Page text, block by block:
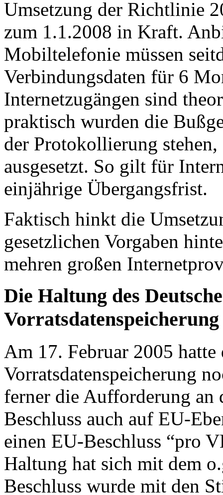
Umsetzung der Richtlinie
zum 1.1.2008 in Kraft.
Mobiltelefonie müssen
Verbindungsdaten für 6
Internetzugängen sind
praktisch wurden die
der Protokollierung
ausgesetzt. So gilt für
einjährige Übergangsfrist.
Faktisch hinkt die
gesetzlichen Vorgaben
mehren großen
Die Haltung des
Vorratsdatenspeicherung
Am 17. Februar 2005 hatte
Vorratsdatenspeicherung
ferner die Aufforderung an
Beschluss auch auf EU-
einen EU-Beschluss “pro
Haltung hat sich mit dem
Beschluss wurde mit den